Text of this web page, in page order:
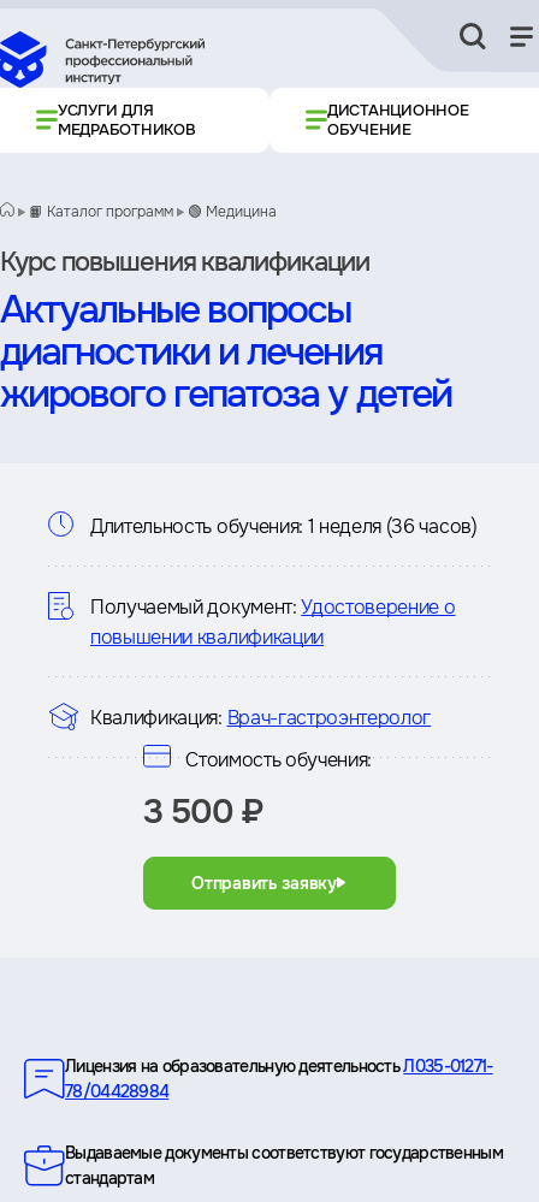
УСЛУГИ ДЛЯ
МЕДРАБОТНИКОВ
ДИСТАНЦИОННОЕ
ОБУЧЕНИЕ
📙 Каталог программ 🟢 Медицина
Курс повышения квалификации
Актуальные вопросы
диагностики и лечения
жирового гепатоза у детей
Информация
о
курсе
Длительность обучения: 1 неделя (36 часов)
Получаемый документ: Удостоверение о
повышении квалификации
Квалификация: Врач-гастроэнтеролог
Стоимость обучения:
3 500 ₽
Отправить заявку
Лицензия на образовательную деятельностьЛ035-01271-
78/04428984
Выдаваемые документы соответствуют государственным
стандартам